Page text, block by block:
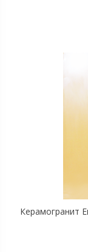
Керамогранит